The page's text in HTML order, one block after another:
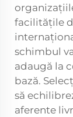
facilitățile
schimbul
adaugă la
bază.
să
aferente